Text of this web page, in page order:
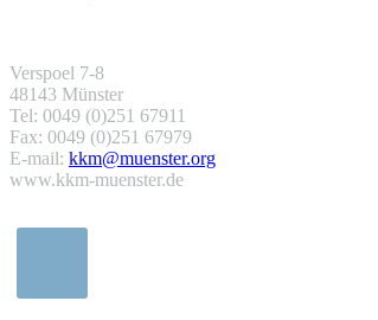
Verspoel 7-8
48143 Münster
Tel: 0049 (0)251 67911
Fax: 0049 (0)251 67979
E-mail: kkm@muenster.org
www.kkm-muenster.de